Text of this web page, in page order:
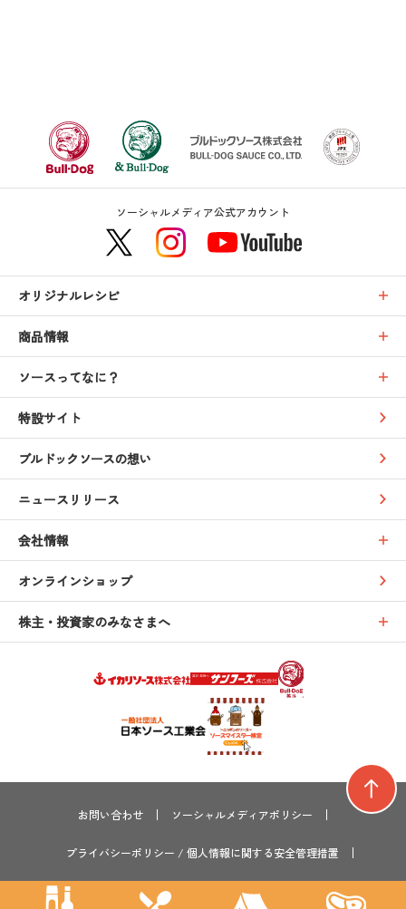
ソーシャルメディア公式アカウント
オリジナルレシピ
商品情報
ソースってなに？
特設サイト
ブルドックソースの想い
ニュースリリース
会社情報
オンラインショップ
株主・投資家のみなさまへ
お問い合わせ ソーシャルメディアポリシー
プライバシーポリシー / 個人情報に関する安全管理措置
サイトマップ サステナビリティ